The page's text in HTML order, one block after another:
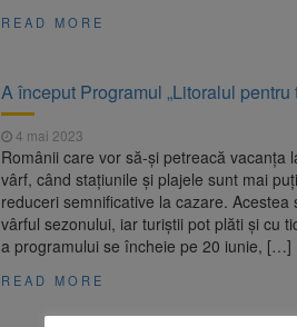
READ MORE
A început Programul „Litoralul pentru
4 mai 2023
Românii care vor să-și petreacă vacanța
vârf, când stațiunile și plajele sunt mai
reduceri semnificative la cazare.
vârful sezonului, iar turiștii pot plăti și cu
a programului se încheie pe 20 iunie, […]
READ MORE